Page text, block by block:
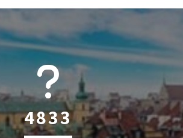
6045